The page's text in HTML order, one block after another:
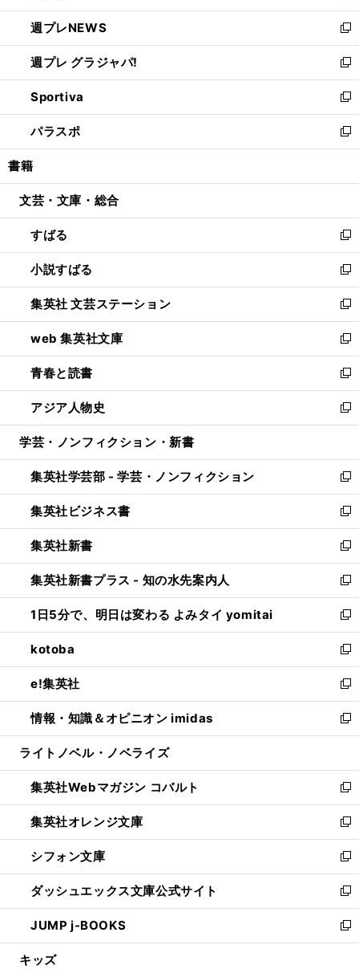
開
く
ウ
で
開
く
ン
ド
ウ
で
開
く
し
い
ウ
ィ
ン
ド
ウ
で
開
週プレNEWS
新
し
い
ウ
ィ
ン
ド
ウ
開
週プレ グラジャパ!
新
し
い
ウ
ィ
ン
ウ
開
く
Sportiva
新
し
い
ウ
ン
ウ
で
開
く
パラスポ
新
し
ウ
ン
ド
ウ
で
開
く
書籍
文芸・文庫・総合
すばる
新
し
い
ウ
ィ
ン
ド
ウ
で
開
く
小説すばる
新
し
い
ウ
ィ
ン
ド
ウ
で
開
集英社 文芸ステーション
新
し
い
ウ
ィ
ン
ド
ウ
開
く
web 集英社文庫
新
し
い
ウ
ィ
ン
ウ
で
開
く
青春と読書
新
し
い
ウ
ン
ド
ウ
で
開
く
アジア人物史
新
し
ウ
ィ
ン
ド
ウ
で
開
く
学芸・ノンフィクション・新書
集英社学芸部 - 学芸・ノンフィクション
新
し
い
ウ
ィ
ン
ド
ウ
で
開
く
集英社ビジネス書
新
し
い
ウ
ィ
ン
ド
ウ
で
開
く
集英社新書
新
し
い
ウ
ィ
ン
ド
ウ
で
開
く
集英社新書プラス - 知の水先案内人
新
し
い
ウ
ィ
ン
ド
ウ
で
開
1日5分で、明日は変わる よみタイ yomitai
新
し
い
ウ
ィ
ン
ド
ウ
開
く
kotoba
新
し
い
ウ
ィ
ン
ウ
で
開
く
e!集英社
新
し
い
ウ
ン
ド
ウ
で
開
く
情報・知識＆オピニオン imidas
新
し
ウ
ィ
ン
ド
ウ
で
開
く
ライトノベル・ノベライズ
集英社Webマガジン コバルト
新
し
い
ウ
ィ
ン
ド
ウ
で
開
集英社オレンジ文庫
新
し
い
ウ
ィ
ン
ド
ウ
シフォン文庫
新
し
い
ウ
ィ
ン
ダッシュエックス文庫公式サイト
新
し
い
ウ
JUMP j-BOOKS
新
し
キッズ